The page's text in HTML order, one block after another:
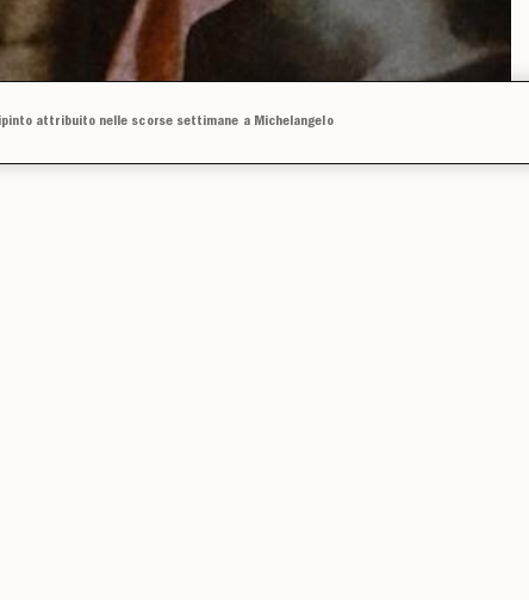
attribuito nelle scorse settimane a Michelangelo